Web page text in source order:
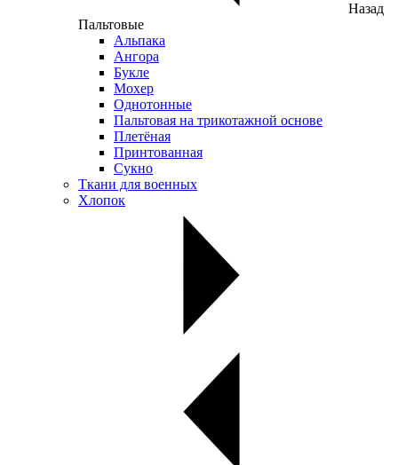
Назад
Пальтовые
Альпака
Ангора
Букле
Мохер
Однотонные
Пальтовая на трикотажной основе
Плетёная
Принтованная
Сукно
Ткани для военных
Хлопок